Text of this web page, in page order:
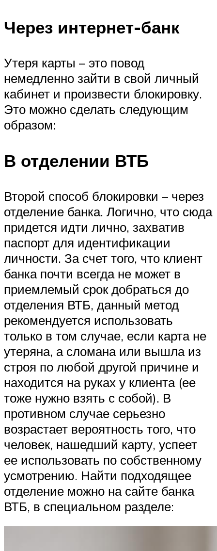
Через интернет-банк
Утеря карты – это повод
немедленно зайти в свой личный
кабинет и произвести блокировку.
Это можно сделать следующим
образом:
В отделении ВТБ
Второй способ блокировки – через
отделение банка. Логично, что сюда
придется идти лично, захватив
паспорт для идентификации
личности. За счет того, что клиент
банка почти всегда не может в
приемлемый срок добраться до
отделения ВТБ, данный метод
рекомендуется использовать
только в том случае, если карта не
утеряна, а сломана или вышла из
строя по любой другой причине и
находится на руках у клиента (ее
тоже нужно взять с собой). В
противном случае серьезно
возрастает вероятность того, что
человек, нашедший карту, успеет
ее использовать по собственному
усмотрению. Найти подходящее
отделение можно на сайте банка
ВТБ, в специальном разделе: